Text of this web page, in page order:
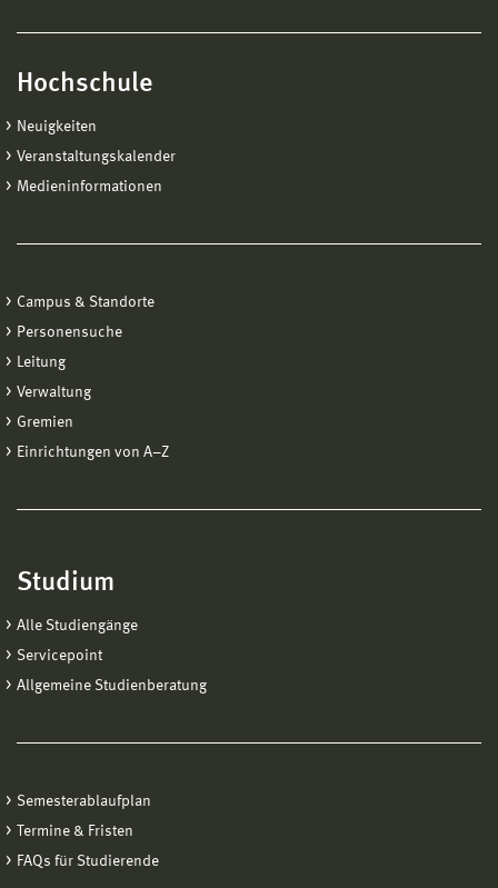
Hochschule
Neuigkeiten
Veranstaltungskalender
Medieninformationen
Campus & Standorte
Personensuche
Leitung
Verwaltung
Gremien
Einrichtungen von A−Z
Studium
Alle Studiengänge
Servicepoint
Allgemeine Studienberatung
Semesterablaufplan
Termine & Fristen
FAQs für Studierende